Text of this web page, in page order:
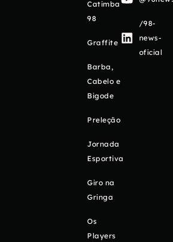
Catimba
98
Graffite
Barba,
Cabelo e
Bigode
Preleção
Jornada
Esportiva
Giro na
Gringa
Os
Players
/98-
news-
oficial